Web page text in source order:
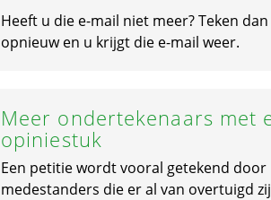
Heeft u die e-mail niet meer? Teken dan
opnieuw en u krijgt die e-mail weer.
Meer ondertekenaars met
opiniestuk
Een petitie wordt vooral getekend door
medestanders die er al van overtuigd